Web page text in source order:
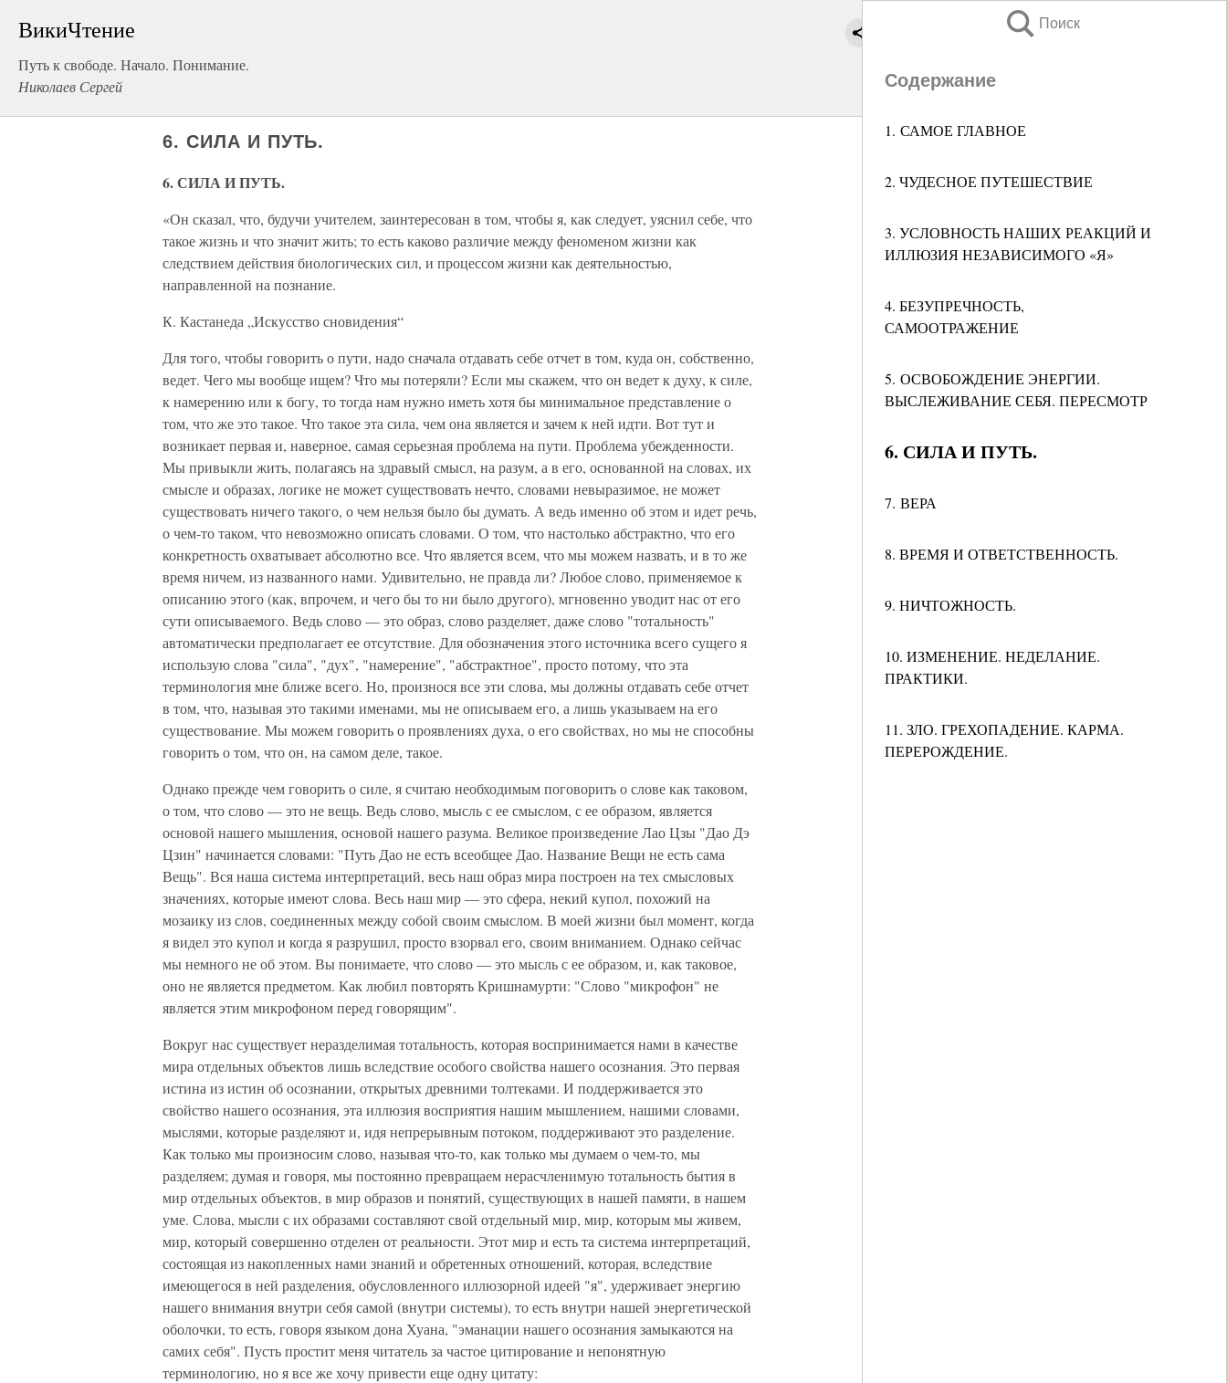
ВикиЧтение
Путь к свободе. Начало. Понимание.
Николаев Сергей
Поиск
Содержание
1. САМОЕ ГЛАВНОЕ
2. ЧУДЕСНОЕ ПУТЕШЕСТВИЕ
3. УСЛОВНОСТЬ НАШИХ РЕАКЦИЙ И
ИЛЛЮЗИЯ НЕЗАВИСИМОГО «Я»
4. БЕЗУПРЕЧНОСТЬ,
САМООТРАЖЕНИЕ
5. ОСВОБОЖДЕНИЕ ЭНЕРГИИ.
ВЫСЛЕЖИВАНИЕ СЕБЯ. ПЕРЕСМОТР
6. СИЛА И ПУТЬ.
7. ВЕРА
8. ВРЕМЯ И ОТВЕТСТВЕННОСТЬ.
9. НИЧТОЖНОСТЬ.
10. ИЗМЕНЕНИЕ. НЕДЕЛАНИЕ.
ПРАКТИКИ.
11. ЗЛО. ГРЕХОПАДЕНИЕ. КАРМА.
ПЕРЕРОЖДЕНИЕ.
6. СИЛА И ПУТЬ.
6. СИЛА И ПУТЬ.
«Он сказал, что, будучи учителем, заинтересован в том, чтобы я, как следует, уяснил себе, что
такое жизнь и что значит жить; то есть каково различие между феноменом жизни как
следствием действия биологических сил, и процессом жизни как деятельностью,
направленной на познание.
К. Кастанеда „Искусство сновидения“
Для того, чтобы говорить о пути, надо сначала отдавать себе отчет в том, куда он, собственно,
ведет. Чего мы вообще ищем? Что мы потеряли? Если мы скажем, что он ведет к духу, к силе,
к намерению или к богу, то тогда нам нужно иметь хотя бы минимальное представление о
том, что же это такое. Что такое эта сила, чем она является и зачем к ней идти. Вот тут и
возникает первая и, наверное, самая серьезная проблема на пути. Проблема убежденности.
Мы привыкли жить, полагаясь на здравый смысл, на разум, а в его, основанной на словах, их
смысле и образах, логике не может существовать нечто, словами невыразимое, не может
существовать ничего такого, о чем нельзя было бы думать. А ведь именно об этом и идет речь,
о чем-то таком, что невозможно описать словами. О том, что настолько абстрактно, что его
конкретность охватывает абсолютно все. Что является всем, что мы можем назвать, и в то же
время ничем, из названного нами. Удивительно, не правда ли? Любое слово, применяемое к
описанию этого (как, впрочем, и чего бы то ни было другого), мгновенно уводит нас от его
сути описываемого. Ведь слово — это образ, слово разделяет, даже слово "тотальность"
автоматически предполагает ее отсутствие. Для обозначения этого источника всего сущего я
использую слова "сила", "дух", "намерение", "абстрактное", просто потому, что эта
терминология мне ближе всего. Но, произнося все эти слова, мы должны отдавать себе отчет
в том, что, называя это такими именами, мы не описываем его, а лишь указываем на его
существование. Мы можем говорить о проявлениях духа, о его свойствах, но мы не способны
говорить о том, что он, на самом деле, такое.
Однако прежде чем говорить о силе, я считаю необходимым поговорить о слове как таковом,
о том, что слово — это не вещь. Ведь слово, мысль с ее смыслом, с ее образом, является
основой нашего мышления, основой нашего разума. Великое произведение Лао Цзы "Дао Дэ
Цзин" начинается словами: "Путь Дао не есть всеобщее Дао. Название Вещи не есть сама
Вещь". Вся наша система интерпретаций, весь наш образ мира построен на тех смысловых
значениях, которые имеют слова. Весь наш мир — это сфера, некий купол, похожий на
мозаику из слов, соединенных между собой своим смыслом. В моей жизни был момент, когда
я видел это купол и когда я разрушил, просто взорвал его, своим вниманием. Однако сейчас
мы немного не об этом. Вы понимаете, что слово — это мысль с ее образом, и, как таковое,
оно не является предметом. Как любил повторять Кришнамурти: "Слово "микрофон" не
является этим микрофоном перед говорящим".
Вокруг нас существует неразделимая тотальность, которая воспринимается нами в качестве
мира отдельных объектов лишь вследствие особого свойства нашего осознания. Это первая
истина из истин об осознании, открытых древними толтеками. И поддерживается это
свойство нашего осознания, эта иллюзия восприятия нашим мышлением, нашими словами,
мыслями, которые разделяют и, идя непрерывным потоком, поддерживают это разделение.
Как только мы произносим слово, называя что-то, как только мы думаем о чем-то, мы
разделяем; думая и говоря, мы постоянно превращаем нерасчленимую тотальность бытия в
мир отдельных объектов, в мир образов и понятий, существующих в нашей памяти, в нашем
уме. Слова, мысли с их образами составляют свой отдельный мир, мир, которым мы живем,
мир, который совершенно отделен от реальности. Этот мир и есть та система интерпретаций,
состоящая из накопленных нами знаний и обретенных отношений, которая, вследствие
имеющегося в ней разделения, обусловленного иллюзорной идеей "я", удерживает энергию
нашего внимания внутри себя самой (внутри системы), то есть внутри нашей энергетической
оболочки, то есть, говоря языком дона Хуана, "эманации нашего осознания замыкаются на
самих себя". Пусть простит меня читатель за частое цитирование и непонятную
терминологию, но я все же хочу привести еще одну цитату: